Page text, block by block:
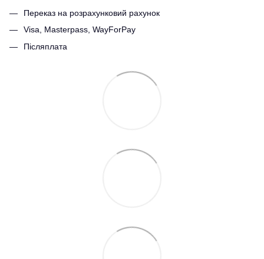
Переказ на розрахунковий рахунок
Visa, Masterpass, WayForPay
Післяплата